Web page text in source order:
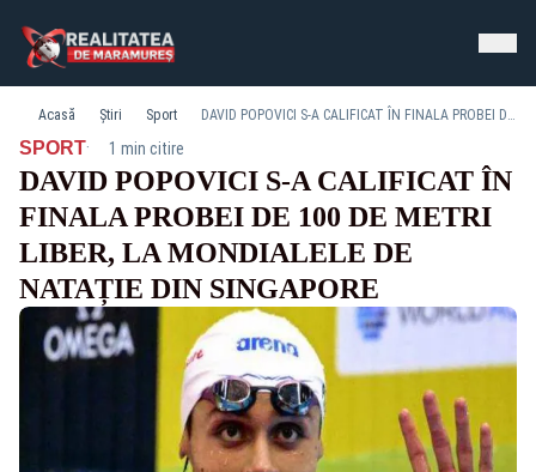
Acasă Știri Sport DAVID POPOVICI S-A CALIFICAT ÎN FINALA PROBEI DE 100 DE METRI LIBER, LA MONDIALELE DE NATAȚIE DIN SINGAPORE
SPORT· 1 min citire
DAVID POPOVICI S-A CALIFICAT ÎN
FINALA PROBEI DE 100 DE METRI
LIBER, LA MONDIALELE DE
NATAȚIE DIN SINGAPORE